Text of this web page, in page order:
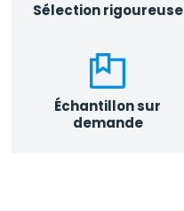
Sélection rigoureuse
Échantillon sur
demande